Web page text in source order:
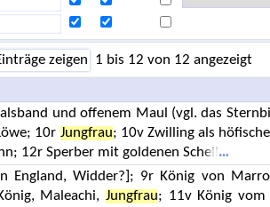
zeigen 1 bis 12 von 12 angezeigt
und offenem Maul (vgl. das
10r Jungfrau; 10v Zwilling als
12r Sperber mit goldenen Schell
England, Widder?]; 9r König von
Maleachi, Jungfrau; 11v König vom